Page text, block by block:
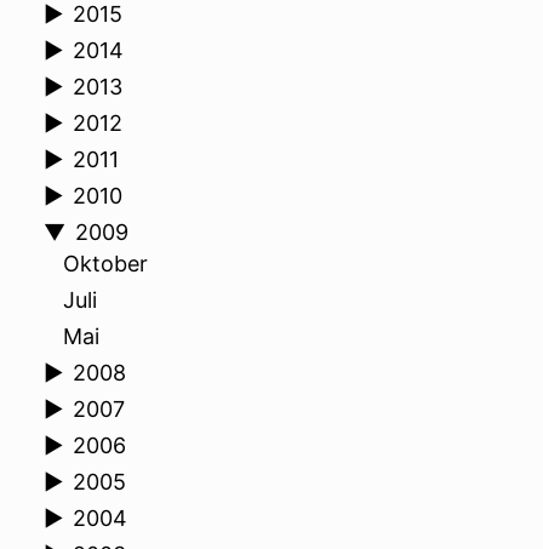
► 2015
► 2014
► 2013
► 2012
► 2011
► 2010
▼ 2009
Oktober
Juli
Mai
► 2008
► 2007
► 2006
► 2005
► 2004